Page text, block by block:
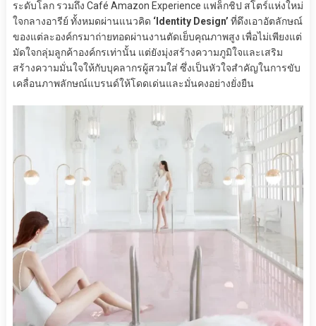
ระดับโลก รวมถึง Café Amazon Experience แฟล็กชิป สโตร์แห่งใหม่
ใจกลางอารีย์ ทั้งหมดผ่านแนวคิด ‘Identity Design’ ที่ดึงเอาอัตลักษณ์
ของแต่ละองค์กรมาถ่ายทอดผ่านงานตัดเย็บคุณภาพสูง เพื่อไม่เพียงแต่
มัดใจกลุ่มลูกค้าองค์กรเท่านั้น แต่ยังมุ่งสร้างความภูมิใจและเสริม
สร้างความมั่นใจให้กับบุคลากรผู้สวมใส่ ซึ่งเป็นหัวใจสำคัญในการขับ
เคลื่อนภาพลักษณ์แบรนด์ให้โดดเด่นและมั่นคงอย่างยั่งยืน